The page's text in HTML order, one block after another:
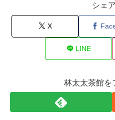
シェ
X
LINE
林太太茶館を